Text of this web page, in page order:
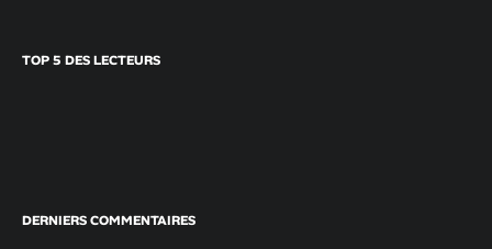
TOP 5 DES LECTEURS
DERNIERS COMMENTAIRES